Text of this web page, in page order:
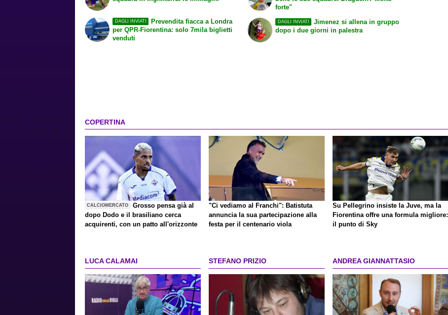
DAGLI INVIATI
Prevendita fiacca a Londra
per QPR-Fiorentina: solo 7mila biglietti
venduti
forte"
DAGLI INVIATI
Jimenez si allena in gruppo
dopo i due giorni in palestra
COPERTINA
CALCIOMERCATO
Grosso pensa già al
dopo Dodo e il brasiliano cerca
acquirenti, con un patto all'orizzonte
"Ci vediamo al Franchi": Batistuta
annuncia la sua partecipazione alla
festa per il centenario viola
Su Pellegrino insiste la Juve, ma la
Fiorentina offre una formula migliore:
il punto di Sky
LUCA CALAMAI STEFANO PRIZIO ANDREA GIANNATTASIO